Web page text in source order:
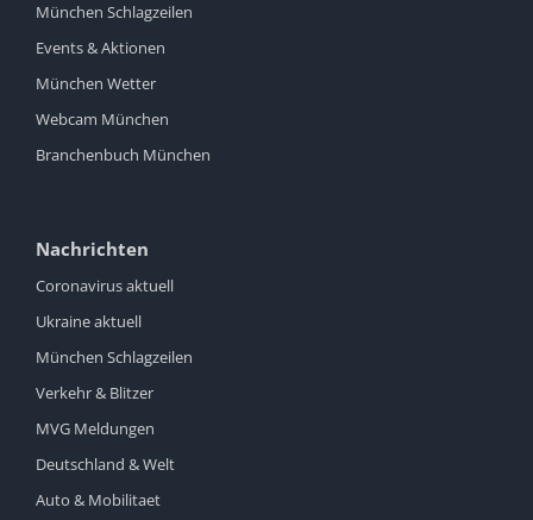
München Schlagzeilen
Events & Aktionen
München Wetter
Webcam München
Branchenbuch München
Nachrichten
Coronavirus aktuell
Ukraine aktuell
München Schlagzeilen
Verkehr & Blitzer
MVG Meldungen
Deutschland & Welt
Auto & Mobilitaet